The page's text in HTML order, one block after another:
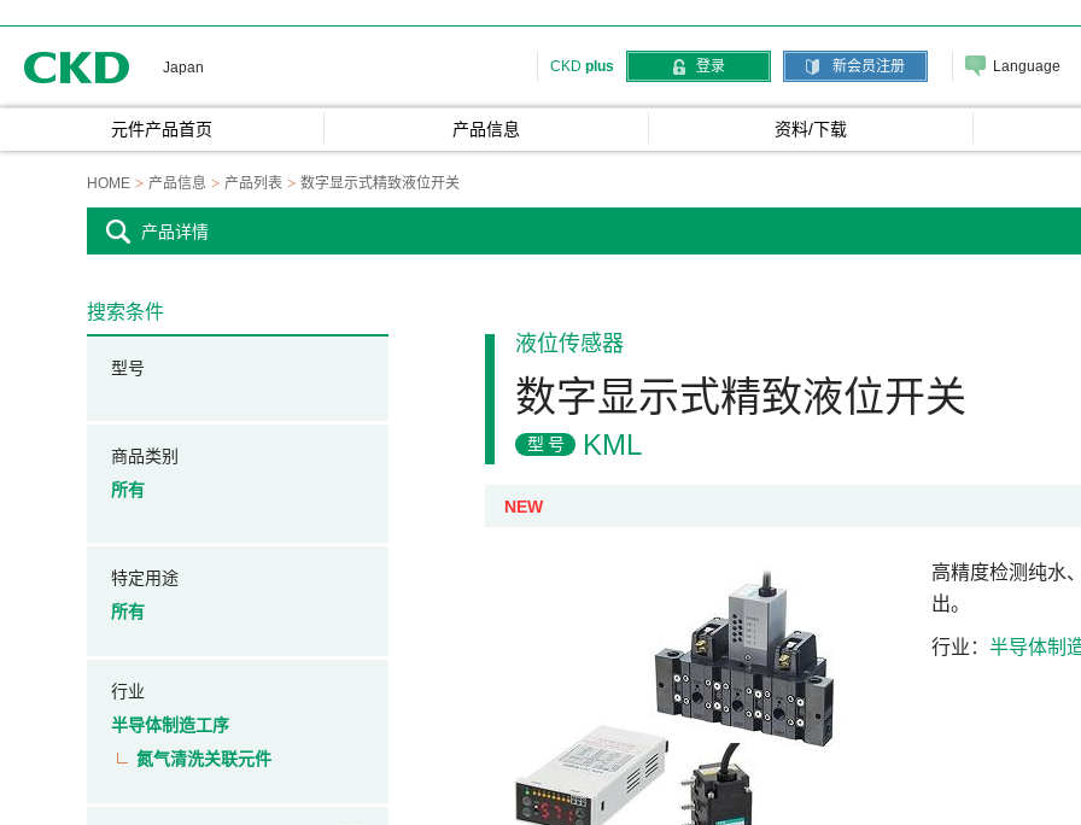
Japan CKD plus 登录 新会员注册 Language
元件产品首页 产品信息 资料/下载
HOME 产品信息 产品列表 数字显示式精致液位开关
产品详情
液位传感器
数字显示式精致液位开关
型号 KML
NEW
高精度检测纯水
出。
行业 半导体制
搜索条件
型号
商品类别
所有
特定用途
所有
行业
半导体制造工序
氮气清洗关联元件